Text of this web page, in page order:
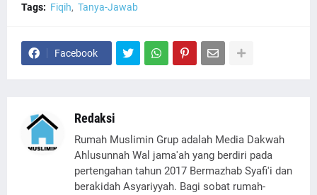
Tags: Fiqih Tanya-Jawab
Facebook
Redaksi
Rumah Muslimin Grup adalah Media Dakwah
Ahlusunnah Wal jama'ah yang berdiri pada
pertengahan tahun 2017 Bermazhab Syafi'i dan
berakidah Asyariyyah. Bagi sobat rumah-